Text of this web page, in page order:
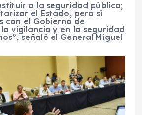
a la seguridad pública;
el Estado, pero sí
con el Gobierno de
vigilancia y en la seguridad
señaló el General Miguel